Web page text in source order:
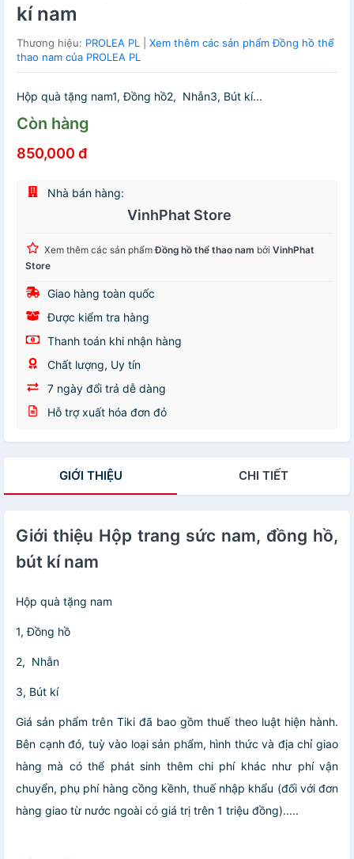
kí nam
Thương hiệu: PROLEA PL
Xem thêm các sản phẩm Đồng hồ thể
thao nam của PROLEA PL
Hộp quà tặng nam1, Đồng hồ2, Nhẫn3, Bút kí...
Còn hàng
850,000 đ
Nhà bán hàng:
VinhPhat Store
Xem thêm các sản phẩmĐồng hồ thể thao nam bởi VinhPhat
Store
Giao hàng toàn quốc
Được kiểm tra hàng
Thanh toán khi nhận hàng
Chất lượng, Uy tín
7 ngày đổi trả dễ dàng
Hỗ trợ xuất hóa đơn đỏ
GIỚI THIỆU CHI TIẾT
Giới thiệu Hộp trang sức nam, đồng hồ,
bút kí nam
Hộp quà tặng nam
1, Đồng hồ
2, Nhẫn
3, Bút kí
Giá sản phẩm trên Tiki đã bao gồm thuế theo luật hiện hành.
Bên cạnh đó, tuỳ vào loại sản phẩm, hình thức và địa chỉ giao
hàng mà có thể phát sinh thêm chi phí khác như phí vận
chuyển, phụ phí hàng cồng kềnh, thuế nhập khẩu (đối với đơn
hàng giao từ nước ngoài có giá trị trên 1 triệu đồng).....